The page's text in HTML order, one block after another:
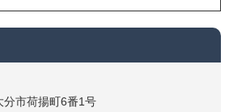
市荷揚町6番1号